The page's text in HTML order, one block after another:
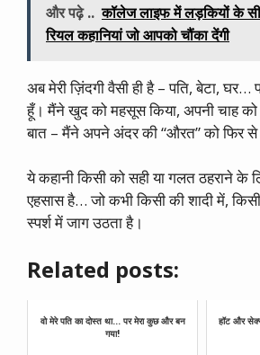
और पढ़े .. कॉलेज लाइफ में लड़कियों के
रियल कहानियां जो आपको चौंका देंगी
अब मेरी ज़िंदगी वैसी ही है – पति, बेटा, घर…
हूँ। मैंने खुद को महसूस किया, अपनी चाह
बात – मैंने अपने अंदर की “औरत” को फिर से
ये कहानी किसी को सही या गलत ठहराने के
एहसास है… जो कभी किसी की शादी में,
स्पर्श में जाग उठता है।
Related posts:
वो मेरे पति का दोस्त था… पर मेरा कुछ और बन
गया!
हॉट और